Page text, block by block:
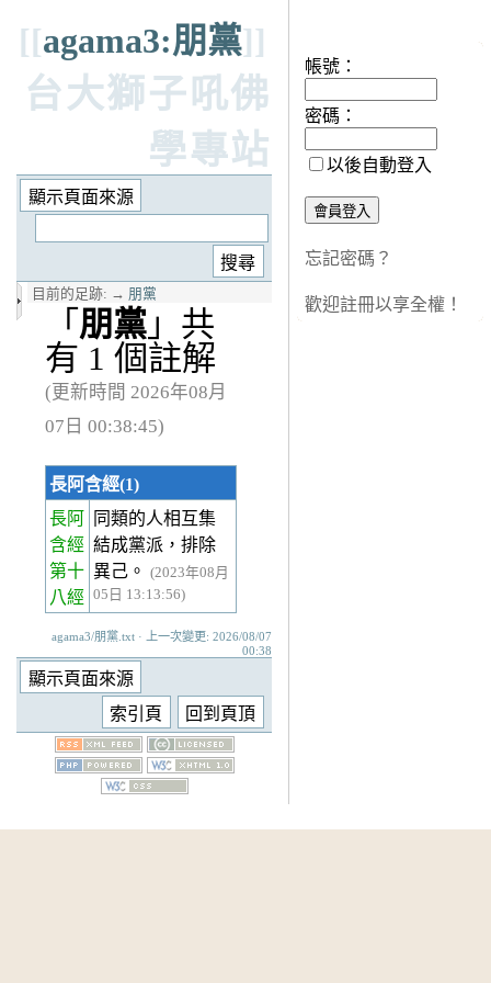
[[agama3:朋黨]]
台大獅子吼佛
學專站
目前的足跡: → 朋黨
「 朋黨 」共
有 1 個註解
(更新時間 2026年08月
07日 00:38:45)
長阿含經(1)
長阿
含經
第十
八經
同類的人相互集
結成黨派，排除
異己。
(2023年08月
05日 13:13:56)
agama3/朋黨.txt · 上一次變更: 2026/08/07
00:38
帳號：
密碼：
以後自動登入
忘記密碼？
歡迎註冊以享全權！